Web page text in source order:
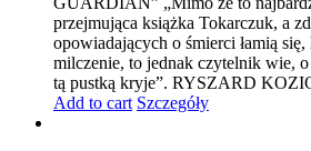
przejmująca książka Tokarczuk, a
opowiadających o śmierci łamią
milczenie, to jednak czytelnik wie,
tą pustką kryje”. RYSZARD
Add to cart Szczegóły